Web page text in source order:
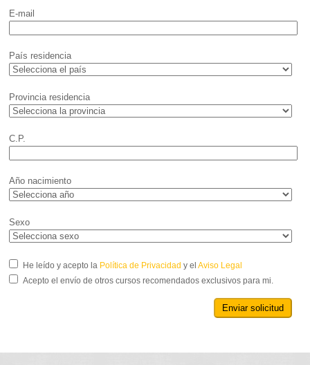
E-mail
País residencia
Provincia residencia
C.P.
Año nacimiento
Sexo
He leído y acepto la Política de Privacidad y el Aviso Legal
Acepto el envío de otros cursos recomendados exclusivos para mi.
Enviar solicitud